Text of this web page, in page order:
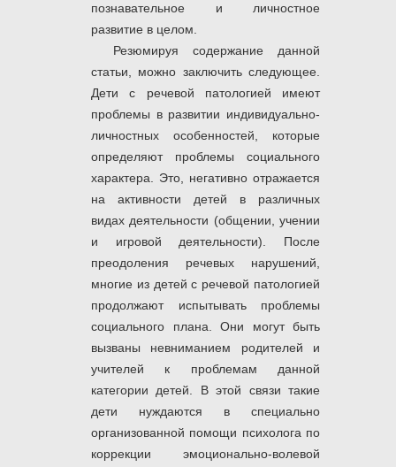
познавательное и личностное
развитие в целом.
Резюмируя содержание данной
статьи, можно заключить следующее.
Дети с речевой патологией имеют
проблемы в развитии индивидуально-
личностных особенностей, которые
определяют проблемы социального
характера. Это, негативно отражается
на активности детей в различных
видах деятельности (общении, учении
и игровой деятельности). После
преодоления речевых нарушений,
многие из детей с речевой патологией
продолжают испытывать проблемы
социального плана. Они могут быть
вызваны невниманием родителей и
учителей к проблемам данной
категории детей. В этой связи такие
дети нуждаются в специально
организованной помощи психолога по
коррекции эмоционально-волевой